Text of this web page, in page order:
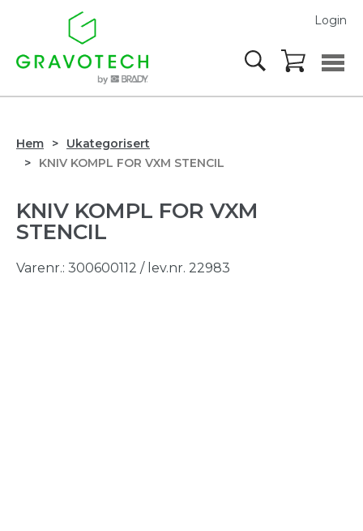
Login
Hem
Ukategorisert
KNIV KOMPL FOR VXM STENCIL
KNIV KOMPL FOR VXM
STENCIL
Varenr.: 300600112 / lev.nr. 22983